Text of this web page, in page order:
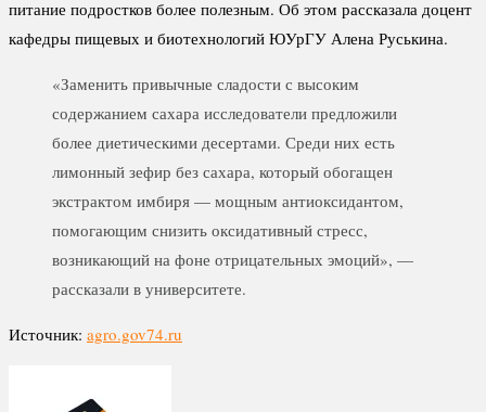
питание подростков более полезным. Об этом рассказала доцент
кафедры пищевых и биотехнологий ЮУрГУ Алена Руськина.
«Заменить привычные сладости с высоким
содержанием сахара исследователи предложили
более диетическими десертами. Среди них есть
лимонный зефир без сахара, который обогащен
экстрактом имбиря — мощным антиоксидантом,
помогающим снизить оксидативный стресс,
возникающий на фоне отрицательных эмоций», —
рассказали в университете.
Источник: agro.gov74.ru